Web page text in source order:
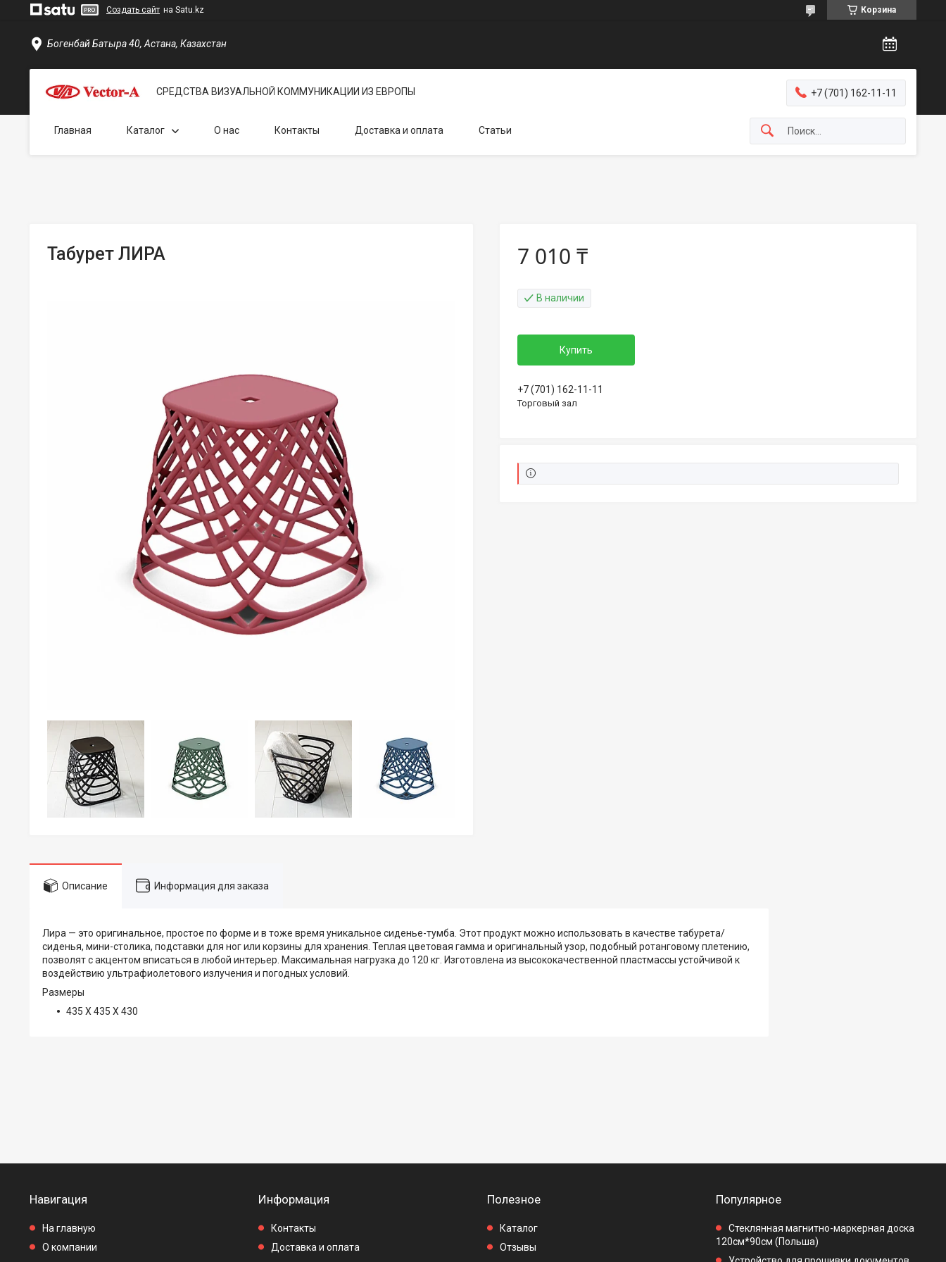
Создать сайт на Satu.kz Корзина
Богенбай Батыра 40, Астана, Казахстан
СРЕДСТВА ВИЗУАЛЬНОЙ КОММУНИКАЦИИ ИЗ ЕВРОПЫ +7 (701) 162-11-11
Главная Каталог О нас Контакты Доставка и оплата Статьи
Табурет ЛИРА 7 010 ₸
В наличии
Купить
+7 (701) 162-11-11
Торговый зал
Описание Информация для заказа
Лира — это оригинальное, простое по форме и в тоже время уникальное сиденье-тумба. Этот продукт можно использовать в качестве табурета/
сиденья, мини-столика, подставки для ног или корзины для хранения. Теплая цветовая гамма и оригинальный узор, подобный ротанговому плетению,
позволят с акцентом вписаться в любой интерьер. Максимальная нагрузка до 120 кг. Изготовлена из высококачественной пластмассы устойчивой к
воздействию ультрафиолетового излучения и погодных условий.
Размеры
435 Х 435 Х 430
Навигация
На главную
О компании
Информация
Контакты
Доставка и оплата
Полезное
Каталог
Отзывы
Популярное
Стеклянная магнитно-маркерная доска
120см*90см (Польша)